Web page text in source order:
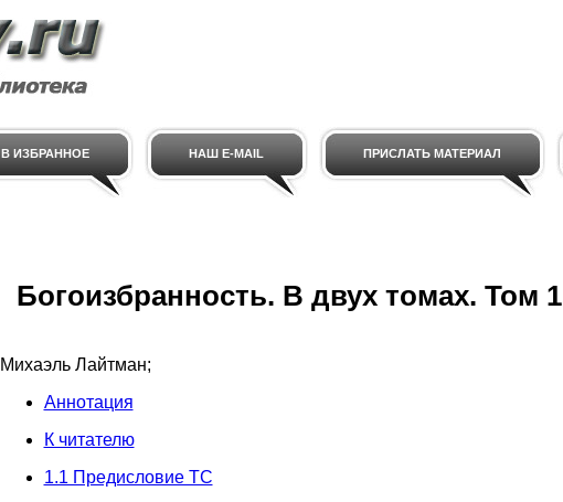
В ИЗБРАННОЕ НАШ E-MAIL ПРИСЛАТЬ МАТЕРИАЛ
Богоизбранность. В двух томах. Том 1
Михаэль Лайтман;
Аннотация
К читателю
1.1 Предисловие TC